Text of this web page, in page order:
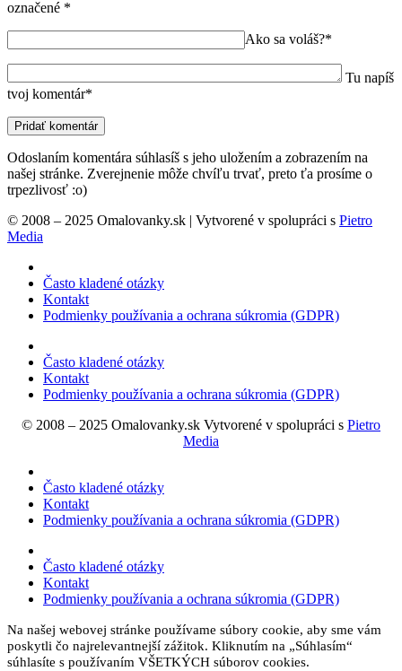
označené *
Ako sa voláš?*
Tu napíš
tvoj komentár*
Odoslaním komentára súhlasíš s jeho uložením a zobrazením na
našej stránke. Zverejnenie môže chvíľu trvať, preto ťa prosíme o
trpezlivosť :o)
© 2008 – 2025 Omalovanky.sk | Vytvorené v spolupráci s Pietro
Media
Často kladené otázky
Kontakt
Podmienky používania a ochrana súkromia (GDPR)
Často kladené otázky
Kontakt
Podmienky používania a ochrana súkromia (GDPR)
© 2008 – 2025 Omalovanky.sk Vytvorené v spolupráci s Pietro
Media
Často kladené otázky
Kontakt
Podmienky používania a ochrana súkromia (GDPR)
Často kladené otázky
Kontakt
Podmienky používania a ochrana súkromia (GDPR)
Na našej webovej stránke používame súbory cookie, aby sme vám
poskytli čo najrelevantnejší zážitok. Kliknutím na „Súhlasím“
súhlasíte s používaním VŠETKÝCH súborov cookies.